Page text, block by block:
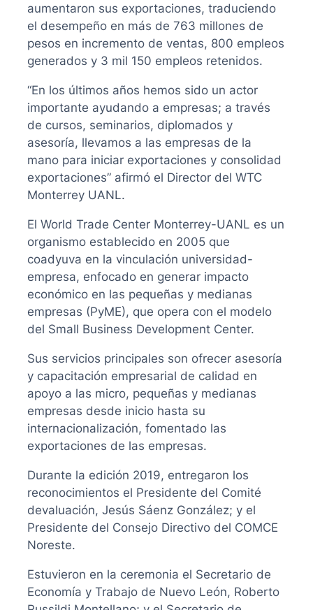
aumentaron sus exportaciones, traduciendo
el desempeño en más de 763 millones de
pesos en incremento de ventas, 800 empleos
generados y 3 mil 150 empleos retenidos.
“En los últimos años hemos sido un actor
importante ayudando a empresas; a través
de cursos, seminarios, diplomados y
asesoría, llevamos a las empresas de la
mano para iniciar exportaciones y consolidad
exportaciones” afirmó el Director del WTC
Monterrey UANL.
El World Trade Center Monterrey-UANL es un
organismo establecido en 2005 que
coadyuva en la vinculación universidad-
empresa, enfocado en generar impacto
económico en las pequeñas y medianas
empresas (PyME), que opera con el modelo
del Small Business Development Center.
Sus servicios principales son ofrecer asesoría
y capacitación empresarial de calidad en
apoyo a las micro, pequeñas y medianas
empresas desde inicio hasta su
internacionalización, fomentado las
exportaciones de las empresas.
Durante la edición 2019, entregaron los
reconocimientos el Presidente del Comité
devaluación, Jesús Sáenz González; y el
Presidente del Consejo Directivo del COMCE
Noreste.
Estuvieron en la ceremonia el Secretario de
Economía y Trabajo de Nuevo León, Roberto